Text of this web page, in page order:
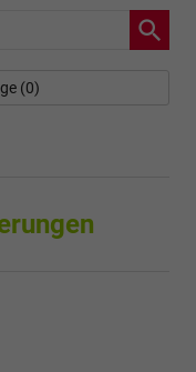
(0)